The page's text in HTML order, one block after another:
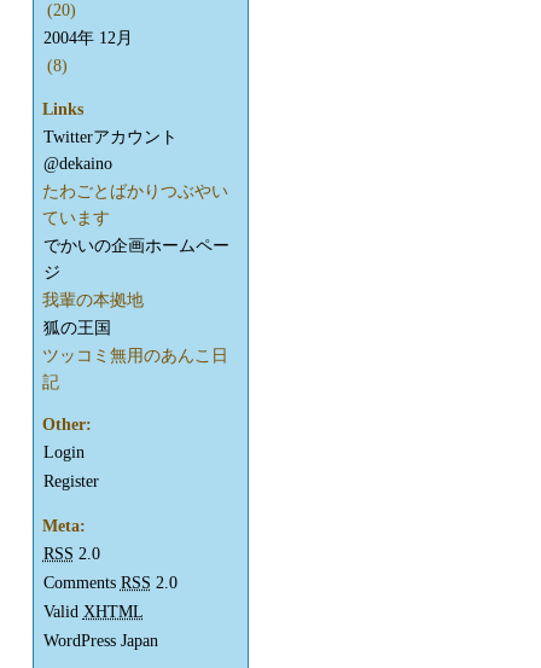
(20)
2004年 12月
(8)
Links
Twitterアカウント
@dekaino
たわごとばかりつぶやい
ています
でかいの企画ホームペー
ジ
我輩の本拠地
狐の王国
ツッコミ無用のあんこ日
記
Other:
Login
Register
Meta:
RSS 2.0
Comments RSS 2.0
Valid XHTML
WordPress Japan